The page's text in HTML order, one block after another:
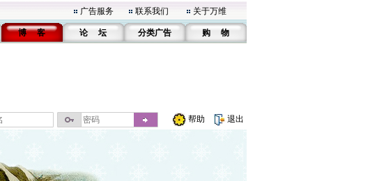
广告服务 联系我们 关于万维
博 客 论 坛 分类广告 购 物
帮助 退出